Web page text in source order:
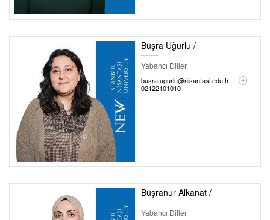
Büşra Uğurlu /
Yabancı Diller
busra.ugurlu@nisantasi.edu.tr
02122101010
Büşranur Alkanat /
Yabancı Diller